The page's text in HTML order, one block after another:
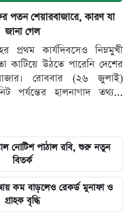
পতন শেয়ারবাজারে, কারণ যা
জানা গেল
প্রথম কার্যদিবসেও নিম্নমুখী
কাটিয়ে উঠতে পারেনি দেশের
রোববার (২৬ জুলাই)
পর্যন্তের হালনাগাদ তথ্য...
নোটিশ পাঠাল রবি, শুরু নতুন
বিতর্ক
কম বাড়লেও রেকর্ড মুনাফা ও
গ্রাহক বৃদ্ধি